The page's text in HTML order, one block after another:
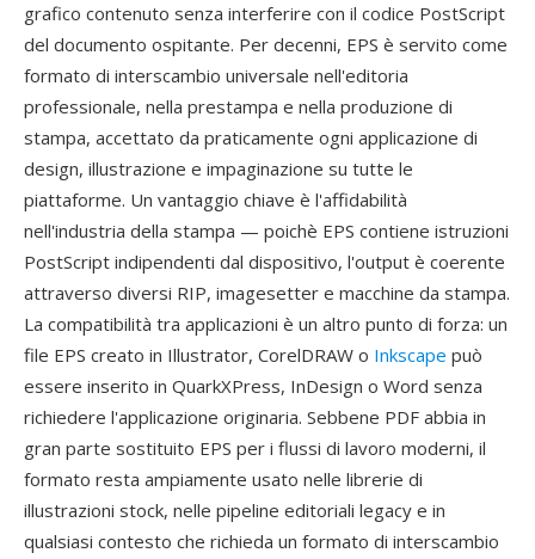
grafico contenuto senza interferire con il codice PostScript
del documento ospitante. Per decenni, EPS è servito come
formato di interscambio universale nell'editoria
professionale, nella prestampa e nella produzione di
stampa, accettato da praticamente ogni applicazione di
design, illustrazione e impaginazione su tutte le
piattaforme. Un vantaggio chiave è l'affidabilità
nell'industria della stampa — poichè EPS contiene istruzioni
PostScript indipendenti dal dispositivo, l'output è coerente
attraverso diversi RIP, imagesetter e macchine da stampa.
La compatibilità tra applicazioni è un altro punto di forza: un
file EPS creato in Illustrator, CorelDRAW o Inkscape può
essere inserito in QuarkXPress, InDesign o Word senza
richiedere l'applicazione originaria. Sebbene PDF abbia in
gran parte sostituito EPS per i flussi di lavoro moderni, il
formato resta ampiamente usato nelle librerie di
illustrazioni stock, nelle pipeline editoriali legacy e in
qualsiasi contesto che richieda un formato di interscambio